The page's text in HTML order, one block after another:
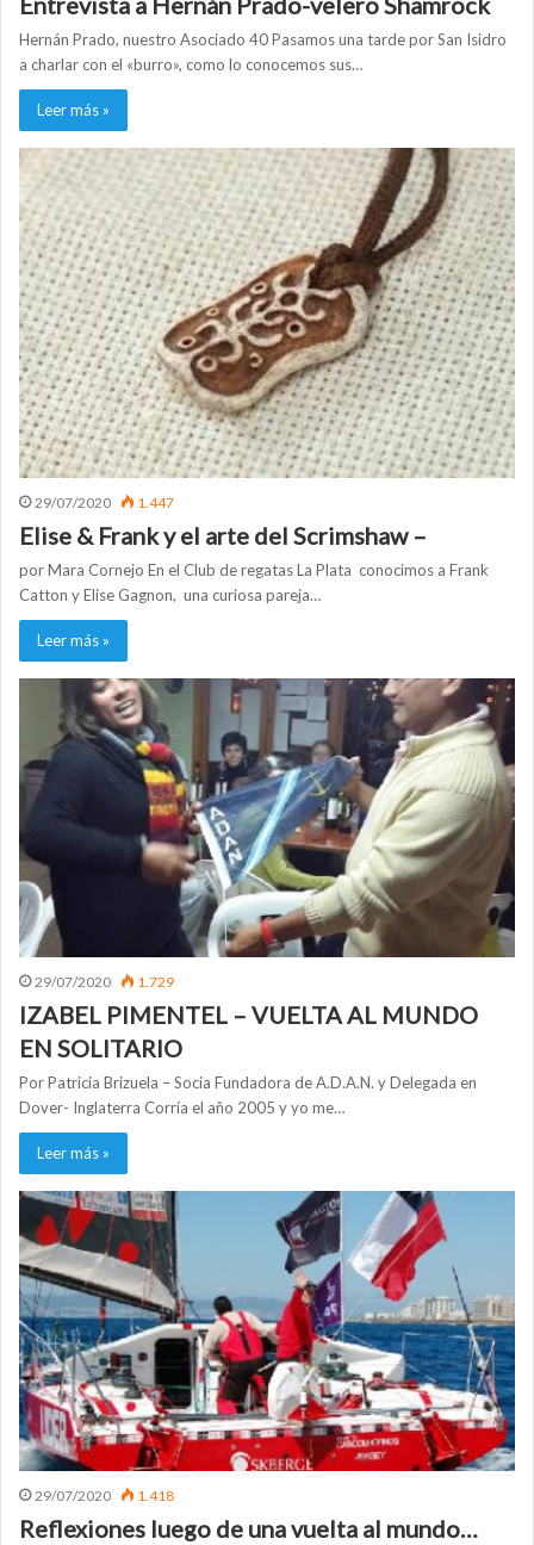
Hernán Prado, nuestro Asociado 40 Pasamos una tarde por San Isidro
a charlar con el «burro», como lo conocemos sus…
Leer más »
29/07/2020 1.447
Elise & Frank y el arte del Scrimshaw –
por Mara Cornejo En el Club de regatas La Plata conocimos a Frank
Catton y Elise Gagnon, una curiosa pareja…
Leer más »
29/07/2020 1.729
IZABEL PIMENTEL – VUELTA AL MUNDO
EN SOLITARIO
Por Patricia Brizuela – Socia Fundadora de A.D.A.N. y Delegada en
Dover- Inglaterra Corría el año 2005 y yo me…
Leer más »
29/07/2020 1.418
Reflexiones luego de una vuelta al mundo…